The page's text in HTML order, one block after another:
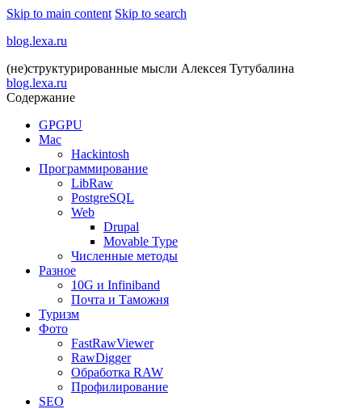
Skip to main content Skip to search
blog.lexa.ru
(не)структурированные мысли Алексея Тутубалина
blog.lexa.ru
Содержание
GPGPU
Mac
Hackintosh
Программирование
LibRaw
PostgreSQL
Web
Drupal
Movable Type
Численные методы
Разное
10G и Infiniband
Почта и Таможня
Туризм
Фото
FastRawViewer
RawDigger
Обработка RAW
Профилирование
SEO